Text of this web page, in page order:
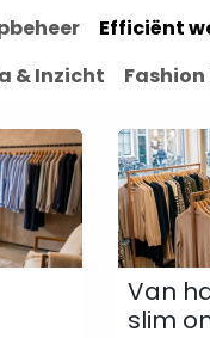
Efficiënt
& Inzicht
Van
slim